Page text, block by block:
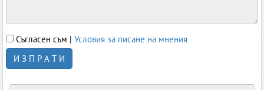
Съгласен съм | Условия за писане на мнения
И З П Р А Т И